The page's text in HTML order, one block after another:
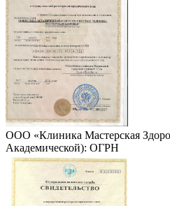
ООО «Клиника Мастерская
Академической): ОГРН